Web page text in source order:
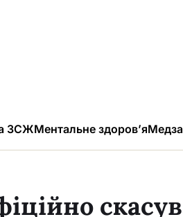
ЗСЖМентальне здоров’я